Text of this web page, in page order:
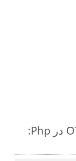
نحوه تبدیل OTT to NUMBERS در Php: